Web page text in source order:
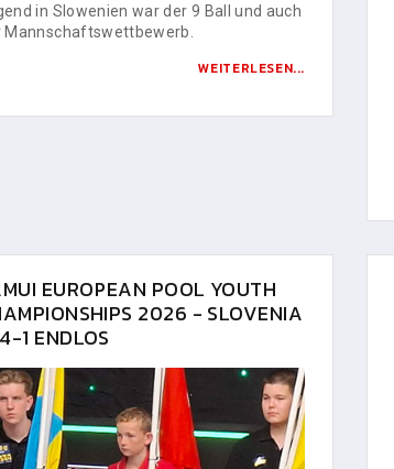
in Slowenien war der 9 Ball und auch
Mannschaftswettbewerb.
WEITERLESEN...
EUROPEAN POOL YOUTH
2026 - SLOVENIA
1 ENDLOS